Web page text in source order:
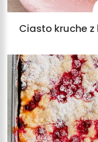
Ciasto kruche